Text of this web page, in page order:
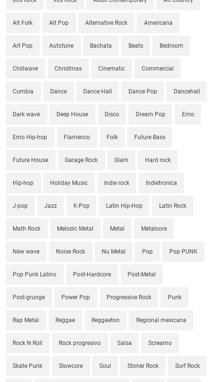
Alt Folk Alt Pop Alternative Rock Americana
Art Pop Autotune Bachata Beats Bedroom
Chillwave Christmas Cinematic Commercial
Cumbia Dance Dance Hall Dance Pop Dancehall
Dark wave Deep House Disco Dream Pop Emo
Emo Hip-hop Flamenco Folk Future Bass
Future House Garage Rock Glam Hard rock
Hip-hop Holiday Music Indie rock Indietronica
J-pop Jazz K-Pop Latin Hip-Hop Latin Rock
Math Rock Melodic Metal Metal Metalcore
New wave Noise Rock Nu Metal Pop Pop PUNK
Pop Punk Latino Post-Hardcore Post-Metal
Post-grunge Power Pop Progressive Rock Punk
Rap Metal Reggae Reggaeton Regional mexicana
Rock N Roll Rock progresivo Salsa Screamo
Skate Punk Slowcore Soul Stoner Rock Surf Rock